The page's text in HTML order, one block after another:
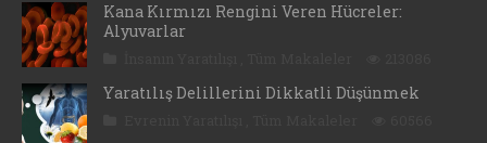
Kana Kırmızı Rengini Veren Hücreler:
Alyuvarlar
Yaratılış Delillerini Dikkatli Düşünmek